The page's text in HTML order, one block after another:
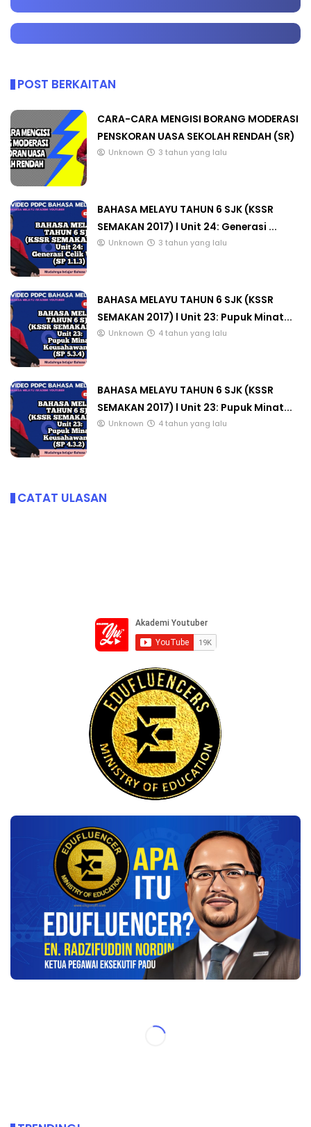
POST BERKAITAN
CARA-CARA MENGISI BORANG MODERASI
PENSKORAN UASA SEKOLAH RENDAH (SR)
Unknown 3 tahun yang lalu
BAHASA MELAYU TAHUN 6 SJK (KSSR
SEMAKAN 2017) l Unit 24: Generasi ...
Unknown 3 tahun yang lalu
BAHASA MELAYU TAHUN 6 SJK (KSSR
SEMAKAN 2017) l Unit 23: Pupuk Minat...
Unknown 4 tahun yang lalu
BAHASA MELAYU TAHUN 6 SJK (KSSR
SEMAKAN 2017) l Unit 23: Pupuk Minat...
Unknown 4 tahun yang lalu
CATAT ULASAN